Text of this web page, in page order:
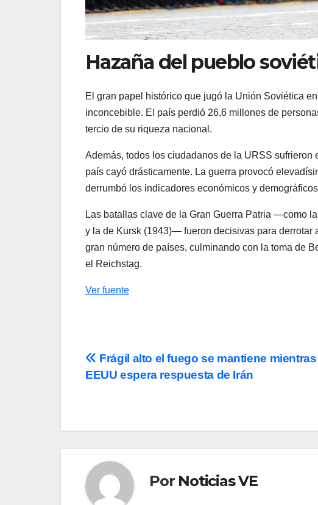
Hazaña del pueblo
El gran papel histórico que jugó la Unión Soviética
inconcebible. El país perdió 26,6 millones de
tercio de su riqueza nacional.
Además, todos los ciudadanos de la URSS sufrieron
país cayó drásticamente. La guerra provocó
derrumbó los indicadores económicos y
Las batallas clave de la Gran Guerra Patria —como
y la de Kursk (1943)— fueron decisivas para
gran número de países, culminando con la toma de
el Reichstag.
Ver fuente
Navegación
Frágil alto el fuego se mantiene mientras
EEUU espera respuesta de Irán
Por Noticias VE